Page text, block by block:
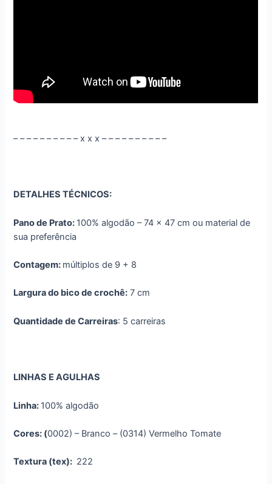
– – – – – – – – – – x x x – – – – – – – – – –
DETALHES TÉCNICOS:
Pano de Prato: 100% algodão – 74 x 47 cm ou material de
sua preferência
Contagem: múltiplos de 9 + 8
Largura do bico de crochê: 7 cm
Quantidade de Carreiras: 5 carreiras
LINHAS E AGULHAS
Linha: 100% algodão
Cores: (0002) – Branco – (0314) Vermelho Tomate
Textura (tex): 222